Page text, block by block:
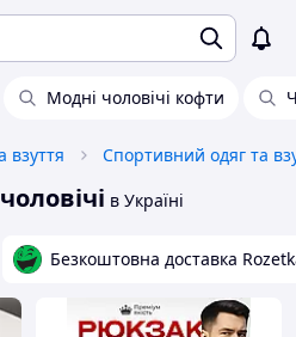
Модні чоловічі кофти
взуття Спортивний одяг та
в Україні
Безкоштовна доставка